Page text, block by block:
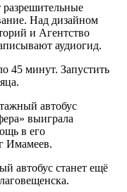
разрешительные
Над дизайном
и Агентство
аудиогид.
45 минут. Запустить
автобус
выиграла
в его
Имамеев.
автобус станет ещё